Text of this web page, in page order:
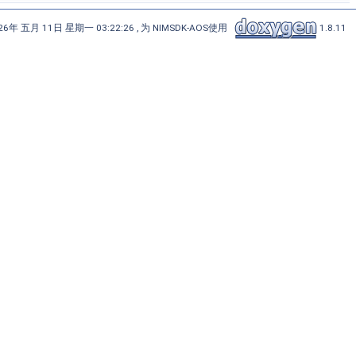
年 五月 11日 星期一 03:22:26 , 为 NIMSDK-AOS使用 1.8.11